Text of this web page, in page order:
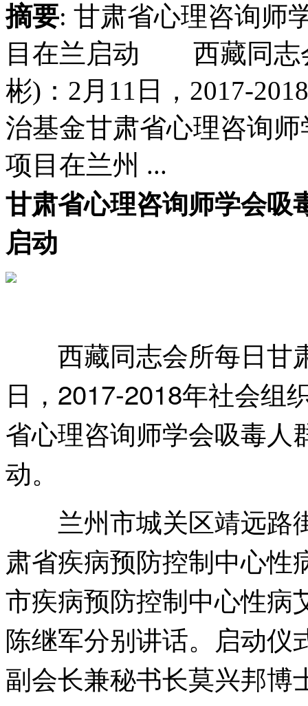
摘要: 甘肃省心理咨询师
目在兰启动 西藏同志
彬)：2月11日，2017-
治基金甘肃省心理咨询
项目在兰州 ...
甘肃省心理咨询师学会吸
启动
西藏同志会所每日甘
日，2017-2018年社会组
省心理咨询师学会吸毒人
动。
兰州市城关区靖远路
肃省疾病预防控制中心
市疾病预防控制中心性病
陈继军分别讲话。启动仪
副会长兼秘书长莫兴邦博